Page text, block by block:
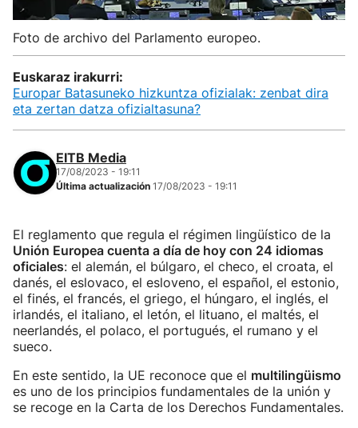
Foto de archivo del Parlamento europeo.
Euskaraz irakurri:
Europar Batasuneko hizkuntza ofizialak: zenbat dira
eta zertan datza ofizialtasuna?
EITB Media
17/08/2023 - 19:11
Última actualización 17/08/2023 - 19:11
El reglamento que regula el régimen lingüístico de la
Unión Europea cuenta a día de hoy con 24 idiomas
oficiales: el alemán, el búlgaro, el checo, el croata, el
danés, el eslovaco, el esloveno, el español, el estonio,
el finés, el francés, el griego, el húngaro, el inglés, el
irlandés, el italiano, el letón, el lituano, el maltés, el
neerlandés, el polaco, el portugués, el rumano y el
sueco.
En este sentido, la UE reconoce que el multilingüismo
es uno de los principios fundamentales de la unión y
se recoge en la Carta de los Derechos Fundamentales.